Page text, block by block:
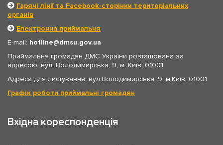
Гарячі лінії та Facebook-сторінки територіальних
органів
Електронна приймальня
E-mail: hotline
dmsu.gov.ua
Приймальня громадян ДМС України розташована за
адресою: вул. Володимирська, 9, м. Київ, 01001
Адреса для листування: вул.Володимирська, 9, м.Київ, 01001
Графік роботи приймальні громадян
Вхідна кореспонденція